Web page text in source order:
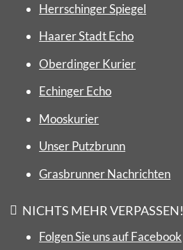
Herrschinger Spiegel
Haarer Stadt Echo
Oberdinger Kurier
Echinger Echo
Mooskurier
Unser Putzbrunn
Grasbrunner Nachrichten
NICHTS MEHR VERPASSEN!
Folgen Sie uns auf Facebook